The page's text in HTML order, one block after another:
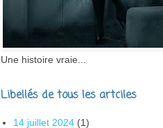
Une histoire vraie...
Libellés de tous les artciles
14 juillet 2024 (1)